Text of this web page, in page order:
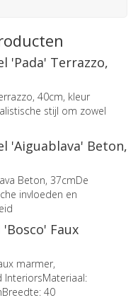
'Pada' Terrazzo,
40cm, kleur
stijl om zowel
'Aiguablava' Beton,
Beton, 37cmDe
invloeden en
Faux
marmer,
InteriorsMateriaal:
40